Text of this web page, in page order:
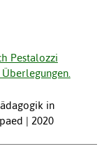
Pestalozzi
in
| 2020